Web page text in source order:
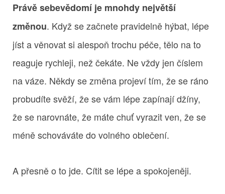
Právě sebevědomí je mnohdy největší
změnou. Když se začnete pravidelně hýbat, lépe
jíst a věnovat si alespoň trochu péče, tělo na to
reaguje rychleji, než čekáte. Ne vždy jen číslem
na váze. Někdy se změna projeví tím, že se ráno
probudíte svěží, že se vám lépe zapínají džíny,
že se narovnáte, že máte chuť vyrazit ven, že se
méně schováváte do volného oblečení.
A přesně o to jde. Cítit se lépe a spokojeněji.